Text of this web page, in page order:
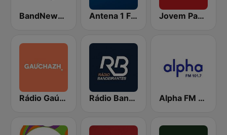
BandNews FM - 96.9 SP Antena 1 FM Jovem Pan News
Rádio Gaúcha ZH Rádio Bandeirantes Alpha FM 101.7